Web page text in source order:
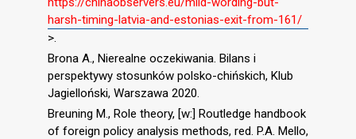
harsh-timing-latvia-and-estonias-exit-from-161/
>.
Brona A., Nierealne oczekiwania. Bilans i
perspektywy stosunków polsko-chińskich, Klub
Jagielloński, Warszawa 2020.
Breuning M., Role theory, [w:] Routledge handbook
of foreign policy analysis methods, red. P.A. Mello,